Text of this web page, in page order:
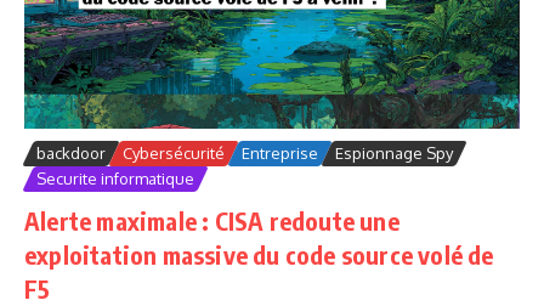
backdoor Cybersécurité Entreprise
Espionnage Spy
Securite informatique
Alerte maximale : CISA redoute une
exploitation massive du code source volé de
F5